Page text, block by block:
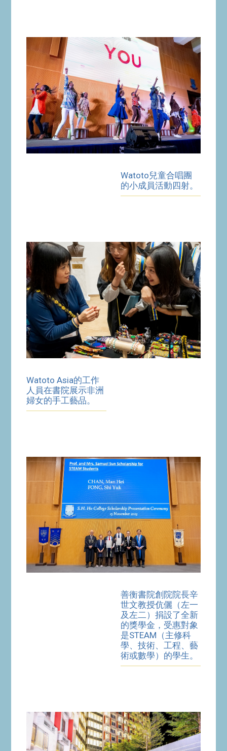
Watoto兒童合唱團
的小成員活動四射。
Watoto Asia的工作
人員在書院展示非洲
婦女的手工藝品。
善衡書院創院院長辛
世文教授伉儷（左一
及左二）捐設了全新
的獎學金，受惠對象
是STEAM（主修科
學、技術、工程、藝
術或數學）的學生。